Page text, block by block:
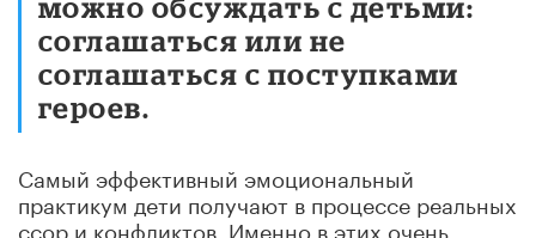
можно обсуждать с детьми:
соглашаться или не
соглашаться с поступками
героев.
Самый эффективный эмоциональный
практикум дети получают в процессе реальных
ссор и конфликтов. Именно в этих очень